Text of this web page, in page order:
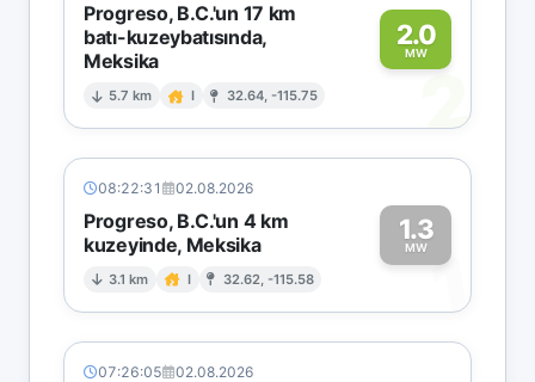
Progreso, B.C.'un 17 km
batı-kuzeybatısında,
Meksika
5.7 km I 32.64, -115.75
2.0
MW
2
08:22:31 02.08.2026
Progreso, B.C.'un 4 km
kuzeyinde, Meksika
3.1 km I 32.62, -115.58
1.3
MW1
07:26:05 02.08.2026